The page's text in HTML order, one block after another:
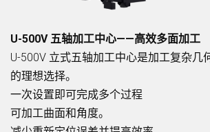
U-500V 五轴加工中心——高效多面加工
U-500V 立式五轴加工中心是加工复杂几
的理想选择。
一次设置即可完成多个过程
可加工曲面和角度。